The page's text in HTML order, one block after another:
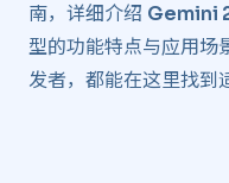
南，详细介绍 Gemini
型的功能特点与应用场
发者，都能在这里找到